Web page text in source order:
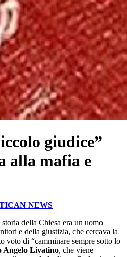
giudice”
alla mafia e
NEWS
della Chiesa era un uomo
e della giustizia, che cercava la
voto di “camminare sempre sotto lo
Angelo Livatino, che viene